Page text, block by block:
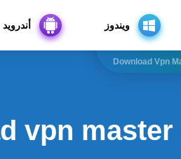
ويندوز أندرويد
Download Vpn
vpn